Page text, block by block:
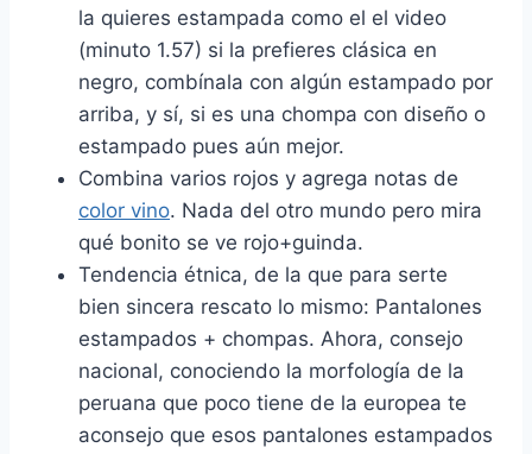
la quieres estampada como el el video
(minuto 1.57) si la prefieres clásica en
negro, combínala con algún estampado por
arriba, y sí, si es una chompa con diseño o
estampado pues aún mejor.
Combina varios rojos y agrega notas de
color vino. Nada del otro mundo pero mira
qué bonito se ve rojo+guinda.
Tendencia étnica, de la que para serte
bien sincera rescato lo mismo: Pantalones
estampados + chompas. Ahora, consejo
nacional, conociendo la morfología de la
peruana que poco tiene de la europea te
aconsejo que esos pantalones estampados